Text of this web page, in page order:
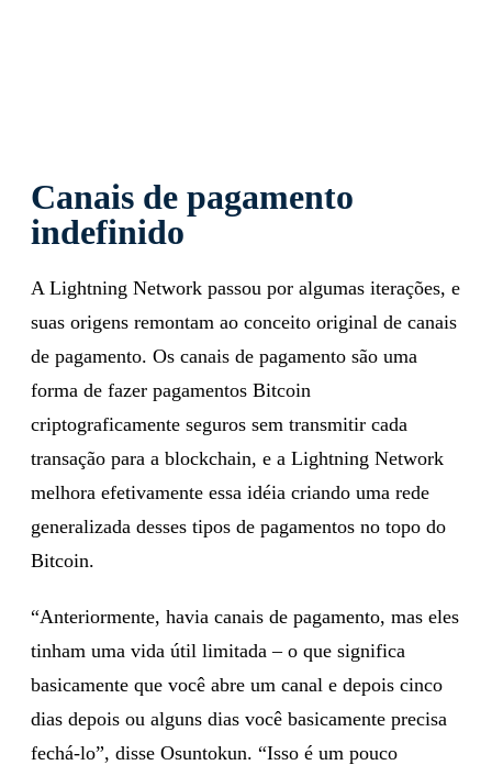
Canais de pagamento
indefinido
A Lightning Network passou por algumas iterações, e
suas origens remontam ao conceito original de canais
de pagamento. Os canais de pagamento são uma
forma de fazer pagamentos Bitcoin
criptograficamente seguros sem transmitir cada
transação para a blockchain, e a Lightning Network
melhora efetivamente essa idéia criando uma rede
generalizada desses tipos de pagamentos no topo do
Bitcoin.
“Anteriormente, havia canais de pagamento, mas eles
tinham uma vida útil limitada – o que significa
basicamente que você abre um canal e depois cinco
dias depois ou alguns dias você basicamente precisa
fechá-lo”, disse Osuntokun. “Isso é um pouco